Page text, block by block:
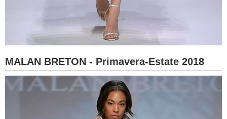
MALAN BRETON - Primavera-Estate 2018